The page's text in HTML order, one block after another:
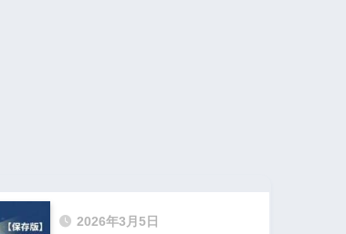
2026年3月5日